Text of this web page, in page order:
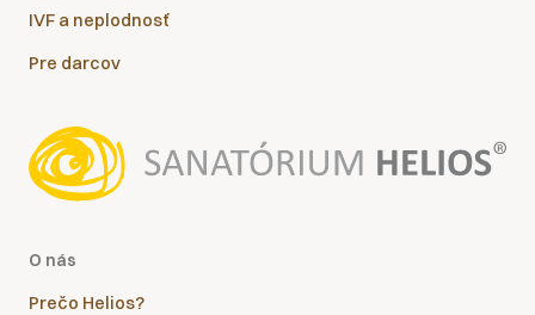
IVF a neplodnosť
Pre darcov
O nás
Prečo Helios?